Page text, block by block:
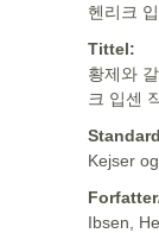
헨리크
Tittel:
황제와
크 입센
Kejser
Ibsen,